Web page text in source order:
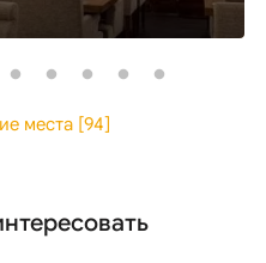
места [94]